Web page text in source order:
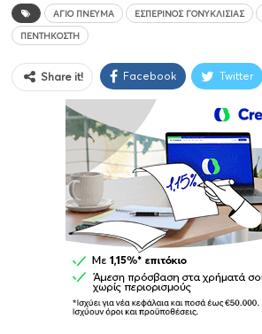
ΆΓΙΟ ΠΝΕΎΜΑ ΕΣΠΕΡΙΝΌΣ ΓΟΝΥΚΛΙΣΊΑΣ
ΠΕΝΤΗΚΟΣΤΉ
Share it! Facebook Twitter